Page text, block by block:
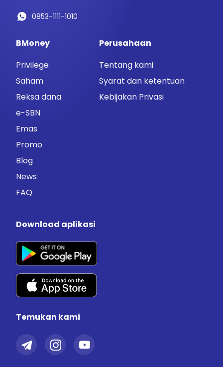
0853-1111-1010
BMoney
Privilege
Saham
Reksa dana
e-SBN
Emas
Promo
Blog
News
FAQ
Perusahaan
Tentang kami
Syarat dan ketentuan
Kebijakan Privasi
Download aplikasi
Temukan kami